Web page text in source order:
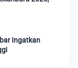
Ingatkan